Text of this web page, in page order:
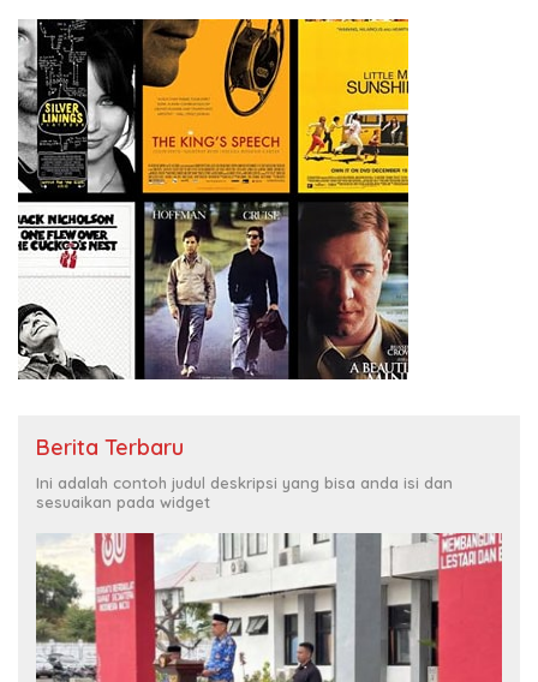
Berita Terbaru
Ini adalah contoh judul deskripsi yang bisa anda isi dan
sesuaikan pada widget